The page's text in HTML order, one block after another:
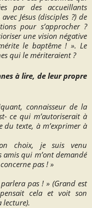
par des accueillants
Jésus (disciples ?) de
pour s’approcher ?
une vision négative
le baptême ! ». Le
qui le mériteraient ?
à lire, de leur propre
connaisseur de la
ce qui m’autoriserait à
texte, à m’exprimer à
choix, je suis venu
qui m’ont demandé
pas ! »
pas ! »(Grand est
cela et voit son